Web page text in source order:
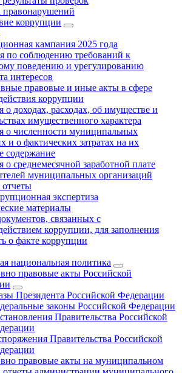
коррупции
кампания 2025 года
по соблюдению требований к
поведению и урегулированию
интересов
правовые и иные акты в сфере
коррупции
о доходах, расходах, об имуществе и
имущественного характера
о численности муниципальных
и о фактических затратах на их
содержание
о среднемесячной заработной плате
муниципальных организаций
экспертиза
материалы
связанных с
коррупции, для заполнения
о факте коррупции
национальная политика
правовые акты Российской
Президента Российской Федерации
законы Российской Федерации
Правительства Российской
Правительства Российской
правовые акты на муниципальном